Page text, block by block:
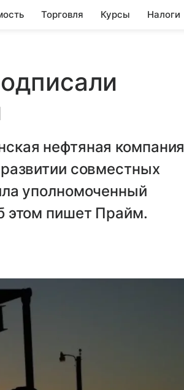
Торговля Курсы Налоги
нефтяная компания
совместных
уполномоченный
этом пишет Прайм.